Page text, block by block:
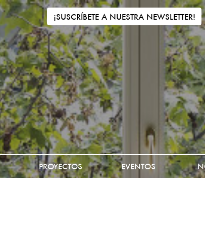
¡SUSCRÍBETE A NUESTRA NEWSLETTER!
PROYECTOS EVENTOS